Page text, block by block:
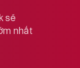
sẽ
nhất